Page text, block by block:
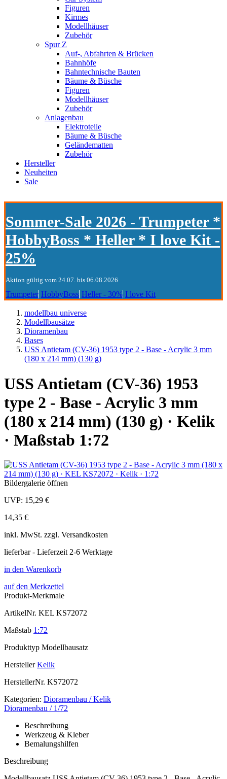
Figuren
Kirmes
Modellhäuser
Zubehör
Spur Z
Auf-, Abfahrten & Brücken
Bahnhöfe
Bahntechnische Bauten
Bäume & Büsche
Figuren
Modellhäuser
Zubehör
Anlagenbau
Elektroteile
Bäume & Büsche
Geländematten
Zubehör
Hersteller
Neuheiten
Sale
Sommer-Sale 2026 - Trumpeter *
HobbyBoss * Heller * I love Kit -
25%
Aktion gültig vom 24.07. bis 06.08.2026
Trumpeter HobbyBoss Heller - 30% I love Kit
modellbau universe
Modellbausätze
Dioramenbau
Bases
USS Antietam (CV-36) 1953 type 2 - Base - Acrylic 3 mm
(180 x 214 mm) (130 g)
USS Antietam (CV-36) 1953
type 2 - Base - Acrylic 3 mm
(180 x 214 mm) (130 g) · Kelik
· Maßstab 1:72
Bildergalerie öffnen
UVP: 15,29 €
14,35 €
inkl. MwSt. zzgl. Versandkosten
lieferbar - Lieferzeit 2-6 Werktage
in den Warenkorb
auf den Merkzettel
Produkt-Merkmale
ArtikelNr. KEL KS72072
Maßstab 1:72
Produkttyp Modellbausatz
Hersteller Kelik
HerstellerNr. KS72072
Kategorien: Dioramenbau / Kelik
Dioramenbau / 1/72
Beschreibung
Werkzeug & Kleber
Bemalungshilfen
Beschreibung